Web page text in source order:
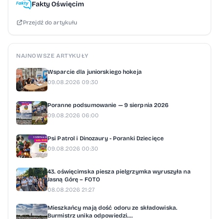
rozpoczęła poszukiwania Ingebrigta G. oraz
dziecka. Funkcjonariusze uruchomili Child
mężczyznę z dziewczynką na autostradzie
w Kopenhadze. Ingebrigt G. jako obywatel
Norwegii może złożyć wniosek o odbywanie
Norwegia musi respektować polski wyrok,
ale dostosowuje go do własnego prawa
karnego.
Fakty Oświęcim
Przejdź do artykułu
NAJNOWSZE ARTYKUŁY
Wsparcie dla juniorskiego hokeja
09.08.2026 09:30
Poranne podsumowanie — 9 sierpnia 2026
09.08.2026 06:00
Psi Patrol i Dinozaury - Poranki Dziecięce
09.08.2026 00:30
43. oświęcimska piesza pielgrzymka wyruszyła na
Jasną Górę – FOTO
08.08.2026 21:27
Mieszkańcy mają dość odoru ze składowiska.
Burmistrz unika odpowiedzi....